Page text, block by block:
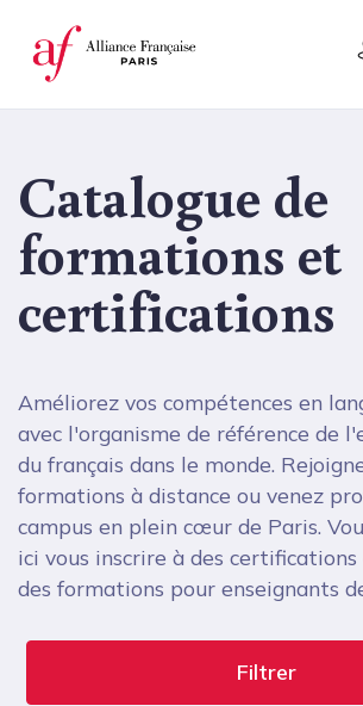
Panneau de gestion des cookies
Catalogue de
formations et
certifications
Améliorez vos compétences en
avec l'organisme de référence de
du français dans le monde.
formations à distance ou venez
campus en plein cœur de Paris.
ici vous inscrire à des
des formations pour enseignants
Filtrer